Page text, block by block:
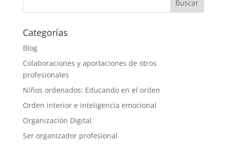
Categorías
Blog
Colaboraciones y aportaciones de otros
profesionales
Niños ordenados: Educando en el orden
Orden interior e inteligencia emocional
Organización Digital
Ser organizador profesional